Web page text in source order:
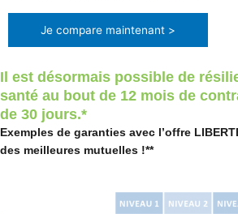
Il est désormais possible de
santé au bout de 12 mois de
de 30 jours.*
Exemples de garanties avec l’offre
des meilleures mutuelles !**
Je compare maintenant >